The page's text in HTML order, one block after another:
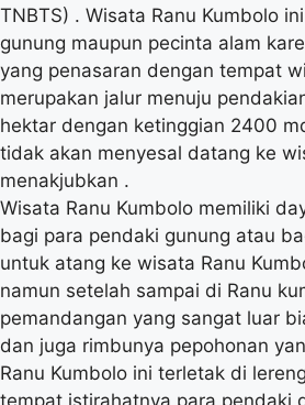
TNBTS) . Wisata Ranu Kumbolo
gunung maupun pecinta alam
yang penasaran dengan tempat
merupakan jalur menuju
hektar dengan ketinggian 2400
tidak akan menyesal datang ke
menakjubkan .
Wisata Ranu Kumbolo memiliki
bagi para pendaki gunung atau
untuk atang ke wisata Ranu
namun setelah sampai di Ranu
pemandangan yang sangat luar
dan juga rimbunya pepohonan
Ranu Kumbolo ini terletak di
tempat istirahatnya para pendaki